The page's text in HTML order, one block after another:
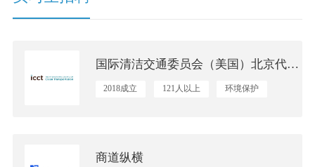
国际清洁交通委员会（美国）北京代表处
2018成立 121人以上 环境保护
商道纵横